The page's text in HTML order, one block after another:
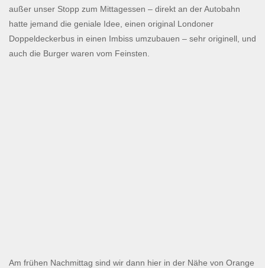
außer unser Stopp zum Mittagessen – direkt an der Autobahn
hatte jemand die geniale Idee, einen original Londoner
Doppeldeckerbus in einen Imbiss umzubauen – sehr originell, und
auch die Burger waren vom Feinsten.
Am frühen Nachmittag sind wir dann hier in der Nähe von Orange